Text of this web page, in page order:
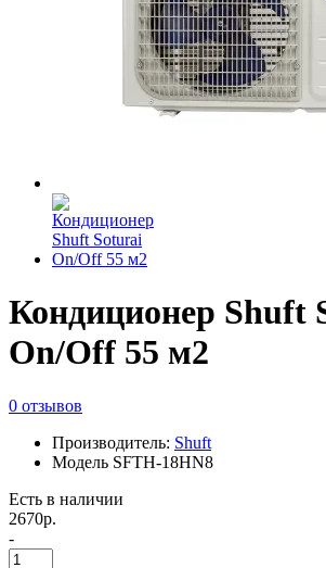
Кондиционер Shuft
On/Off 55 м2
0 отзывов
Производитель: Shuft
Модель SFTH-18HN8
Есть в наличии
2670р.
-